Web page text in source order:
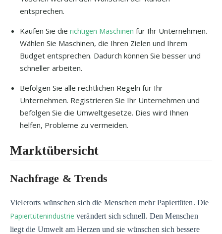
entsprechen.
Kaufen Sie die richtigen Maschinen für Ihr Unternehmen.
Wählen Sie Maschinen, die Ihren Zielen und Ihrem
Budget entsprechen. Dadurch können Sie besser und
schneller arbeiten.
Befolgen Sie alle rechtlichen Regeln für Ihr
Unternehmen. Registrieren Sie Ihr Unternehmen und
befolgen Sie die Umweltgesetze. Dies wird Ihnen
helfen, Probleme zu vermeiden.
Marktübersicht
Nachfrage & Trends
Vielerorts wünschen sich die Menschen mehr Papiertüten. Die
Papiertütenindustrie verändert sich schnell. Den Menschen
liegt die Umwelt am Herzen und sie wünschen sich bessere